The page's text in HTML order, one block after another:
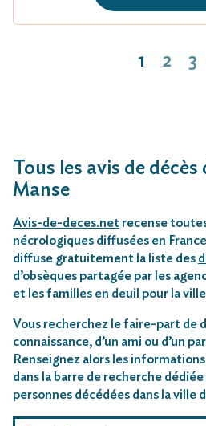
1 2 3
Tous les avis de
Manse
Avis-de-deces.net recense
nécrologiques diffusées en
diffuse gratuitement la liste des
d’obsèques partagée par les
et les familles en deuil pour la
Vous recherchez le faire-part de
connaissance, d’un ami ou d’un
Renseignez alors les
dans la barre de recherche
personnes décédées dans la ville